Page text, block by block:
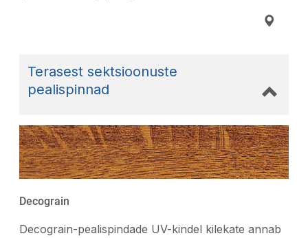
Terasest sektsioonuste
pealispinnad
Decograin
Decograin-pealispindade UV-kindel kilekate annab